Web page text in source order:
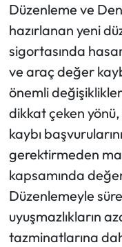
Düzenleme ve
hazırlanan yeni
sigortasında
ve araç değer
önemli değişiklikler
dikkat çeken
kaybı
gerektirmeden
kapsamında
Düzenlemeyle
uyuşmazlıkların
tazminatlarına
Ekonomi
Sağlık
Turizm
Teknoloji